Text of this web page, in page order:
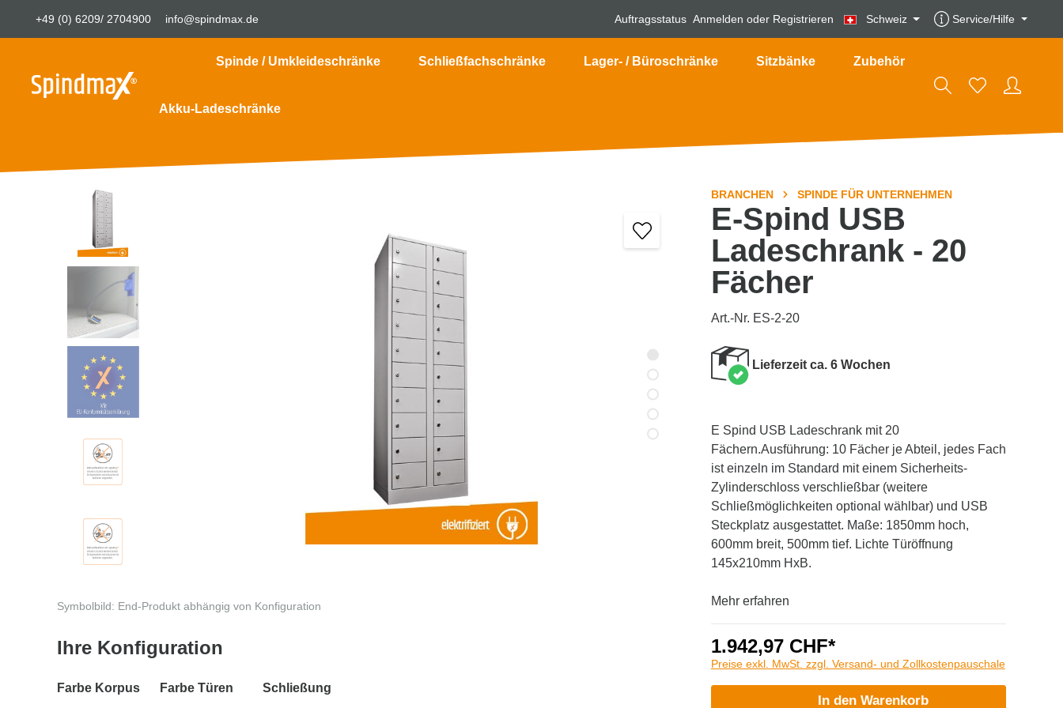
+49 (0) 6209/ 2704900 info@spindmax.de Auftragsstatus Anmelden oder Registrieren Schweiz Service/Hilfe
Spinde / Umkleideschränke Schließfachschränke Lager- / Büroschränke Sitzbänke Zubehör
Akku-Ladeschränke
Symbolbild: End-Produkt abhängig von Konfiguration
Ihre Konfiguration
Farbe Korpus Farbe Türen Schließung
BRANCHEN SPINDE FÜR UNTERNEHMEN
E-Spind USB
Ladeschrank - 20
Fächer
Art.-Nr. ES-2-20
Lieferzeit ca. 6 Wochen
E Spind USB Ladeschrank mit 20
Fächern.Ausführung: 10 Fächer je Abteil, jedes Fach
ist einzeln im Standard mit einem Sicherheits-
Zylinderschloss verschließbar (weitere
Schließmöglichkeiten optional wählbar) und USB
Steckplatz ausgestattet. Maße: 1850mm hoch,
600mm breit, 500mm tief. Lichte Türöffnung
145x210mm HxB.
Mehr erfahren
1.942,97 CHF*
Preise exkl. MwSt. zzgl. Versand- und Zollkostenpauschale
In den Warenkorb